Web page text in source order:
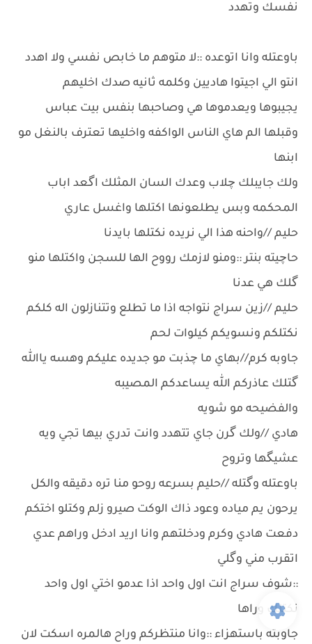
نفسك وتهدد
باوعتله وانا اتوعده ::لا متوهم ما خابص نفسي ولا اهدد
انتو الي اجيتوا هاديين وكلمه ثانيه صدك اخليهم
يجيبوها ويعدموها هي وصاحبها بنفس بيت عباس
وقبلها الم هاي الناس الواكفه واخليها تعترف بالنغل مو
ابنها
ولك جايبلك چلاب وعدك السان المثلك اگعد اباب
المحكمه وبس يطلعونها اكتلها واغسل عاري
حليم //واحنه هذا الي نريده نكتلها بايدنا
حاچيته بنتر ::ومنو لازمك رووح الها للسجن واكتلها منو
گلك هي عدنا
حليم //زين سراج نتواجه اذا ما تطلع وتتنازلون اله كلكم
نكتلكم ونسويكم كيلوات لحم
جاوبه كرم//بهاي ما چذبت مو جديده عليكم وهسه ياالله
گتلك عاذركم الله يساعدكم المصيبه
والفضيحه مو شويه
هادي //ولك گرن جاي تتهدد وانت تدري بيها تجي ويه
عشيگها وتروح
باوعتله وگتله //حليم بسرعه روحو منا تره دقيقه والكل
يرحون يم مياده وعود ذاك الوكت صيرو زلم وكتلو اختكم
دفعت هادي وكرم ودخلتهم وانا اريد ادخل وراهم عدي
اتقرب مني وگلي
::شوف سراج انت اول واحد اذا عدمو اختي اول واحد
نكتلك وراها
جاوبته باستهزاء ::وانا منتظركم وراح هالمره اسكت لان